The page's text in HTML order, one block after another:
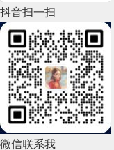
2022年4月(86)
2022年3月(119)
2022年2月(53)
2022年1月(99)
2021年12月(105)
抖音扫一扫
微信联系我